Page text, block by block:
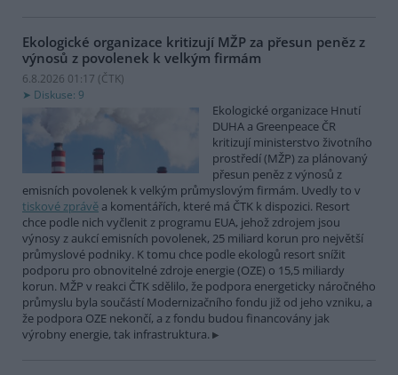
Ekologické organizace kritizují MŽP za přesun peněz z
výnosů z povolenek k velkým firmám
6.8.2026 01:17 (ČTK)
Diskuse: 9
Ekologické organizace Hnutí
DUHA a Greenpeace ČR
kritizují ministerstvo životního
prostředí (MŽP) za plánovaný
přesun peněz z výnosů z
emisních povolenek k velkým průmyslovým firmám. Uvedly to v
tiskové zprávě a komentářích, které má ČTK k dispozici. Resort
chce podle nich vyčlenit z programu EUA, jehož zdrojem jsou
výnosy z aukcí emisních povolenek, 25 miliard korun pro největší
průmyslové podniky. K tomu chce podle ekologů resort snížit
podporu pro obnovitelné zdroje energie (OZE) o 15,5 miliardy
korun. MŽP v reakci ČTK sdělilo, že podpora energeticky náročného
průmyslu byla součástí Modernizačního fondu již od jeho vzniku, a
že podpora OZE nekončí, a z fondu budou financovány jak
výrobny energie, tak infrastruktura.